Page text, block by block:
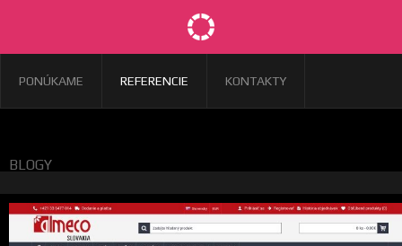
PONÚKAME REFERENCIE KONTAKTY
BLOGY